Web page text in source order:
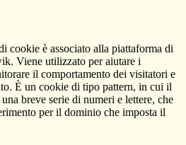
cookie è associato alla piattaforma di
Viene utilizzato per aiutare i
il comportamento dei visitatori e
È un cookie di tipo pattern, in cui il
breve serie di numeri e lettere, che
per il dominio che imposta il